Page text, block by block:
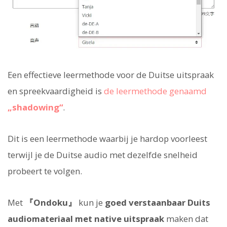
Een effectieve leermethode voor de Duitse uitspraak
en spreekvaardigheid is de leermethode genaamd
„shadowing“.
Dit is een leermethode waarbij je hardop voorleest
terwijl je de Duitse audio met dezelfde snelheid
probeert te volgen.
Met 『Ondoku』 kun je goed verstaanbaar Duits
audiomateriaal met native uitspraak maken dat